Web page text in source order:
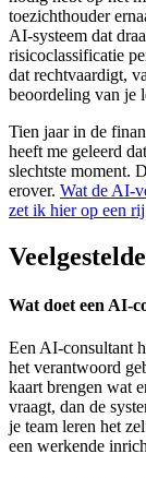
toezichthouder
AI-systeem dat
risicoclassificatie
dat rechtvaardigt,
beoordeling van je
Tien jaar in de
heeft me geleerd
slechtste moment.
erover. Wat de AI-
zet ik hier op een rij
Wat doet een AI-
Een AI-consultant
het verantwoord
kaart brengen wat
vraagt, dan de
je team leren het
een werkende